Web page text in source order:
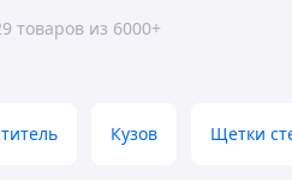
товаров из 6000+
Кузов Щетки